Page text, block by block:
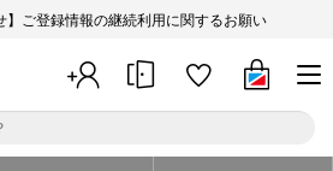
】ご登録情報の継続利用に関するお願い